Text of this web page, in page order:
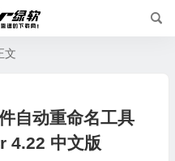
文
自动重命名工具
4.22 中文版